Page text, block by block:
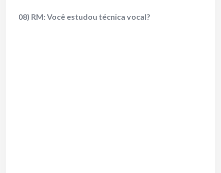
08) RM: Você estudou técnica vocal?